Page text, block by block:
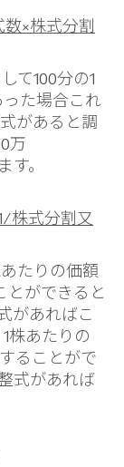
数×株式分割
て100分の1
た場合これ
があると調
万
。
株式分割又
たりの価額
とができると
があればこ
株あたりの
ることがで
式があれば